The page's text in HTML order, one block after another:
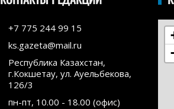
+7 775 244 99 15
ks.gazeta@mail.ru
Республика Казахстан,
г.Кокшетау, ул. Ауельбекова,
126/3
пн-пт, 10.00 - 18.00 (офис)